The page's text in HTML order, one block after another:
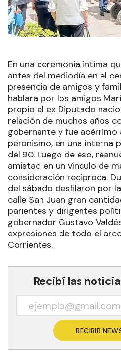
En una ceremonia íntima
antes del mediodía en el
presencia de amigos y
hablara por los amigos
propio el ex Diputado
relación de muchos años
gobernante y fue acérrimo
peronismo, en una interna
del 90. Luego de eso,
amistad en un vínculo de
consideración recíproca.
del sábado desfilaron por
calle San Juan gran
parientes y dirigentes
gobernador Gustavo
expresiones de todo el
Corrientes.
Recibí las
RECIBIR